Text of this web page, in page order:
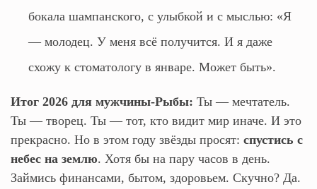
бокала шампанского, с улыбкой и с мыслью: «Я
— молодец. У меня всё получится. И я даже
схожу к стоматологу в январе. Может быть».
Итог 2026 для мужчины-Рыбы: Ты — мечтатель.
Ты — творец. Ты — тот, кто видит мир иначе. И это
прекрасно. Но в этом году звёзды просят: спустись с
небес на землю. Хотя бы на пару часов в день.
Займись финансами, бытом, здоровьем. Скучно? Да.